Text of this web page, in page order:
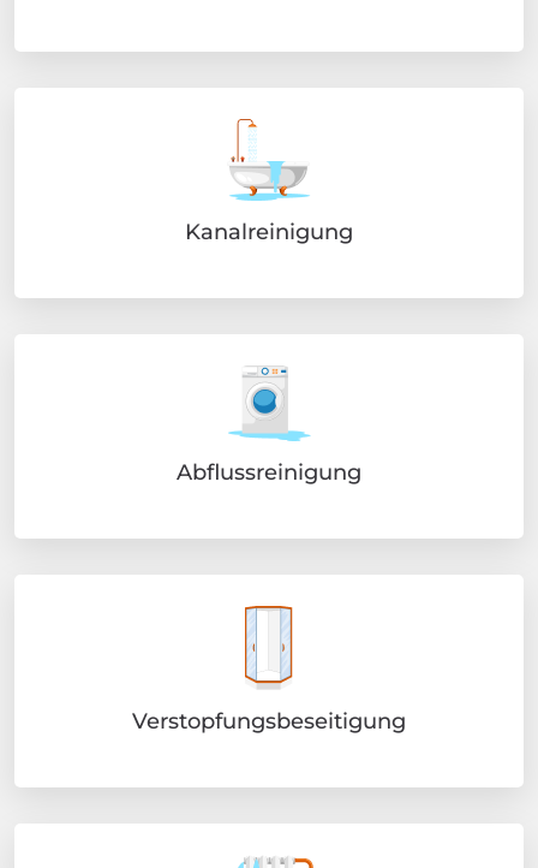
Kanalreinigung
Abflussreinigung
Verstopfungsbeseitigung